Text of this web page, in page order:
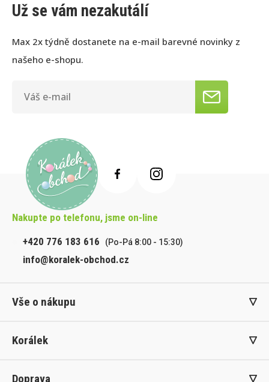
Už se vám nezakutálí
Max 2x týdně dostanete na e-mail barevné novinky z
našeho e-shopu.
Nakupte po telefonu, jsme on-line
+420 776 183 616
(Po-Pá 8:00 - 15:30)
info@koralek-obchod.cz
Vše o nákupu
Korálek
Doprava